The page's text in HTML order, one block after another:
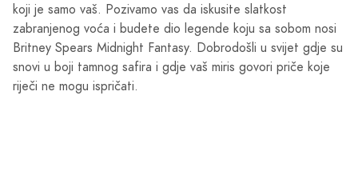
koji je samo vaš. Pozivamo vas da iskusite slatkost
zabranjenog voća i budete dio legende koju sa sobom nosi
Britney Spears Midnight Fantasy. Dobrodošli u svijet gdje su
snovi u boji tamnog safira i gdje vaš miris govori priče koje
riječi ne mogu ispričati.